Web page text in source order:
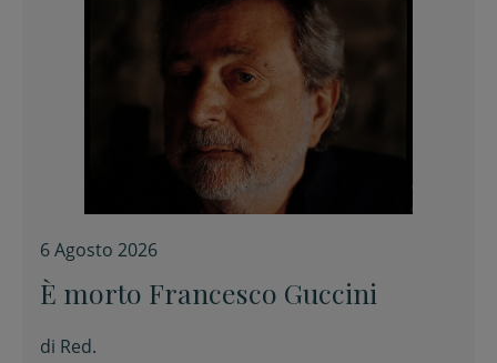
6 Agosto 2026
È morto Francesco Guccini
di Red.